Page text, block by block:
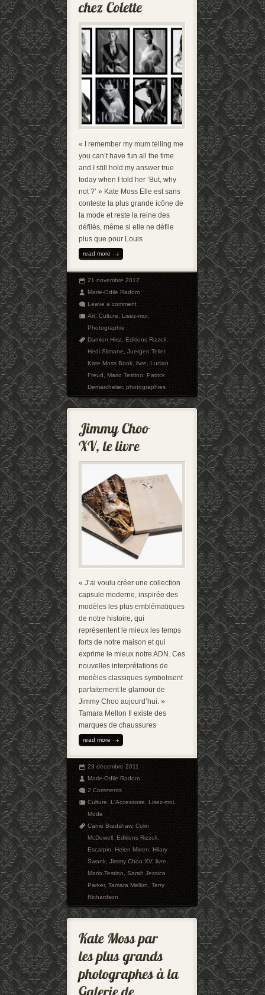
« I remember my mum telling me
you can’t have fun all the time
and I still hold my answer true
today when I told her ‘But, why
not ?’ » Kate Moss Elle est sans
conteste la plus grande icône de
la mode et reste la reine des
défilés, même si elle ne défile
plus que pour Louis
read more
21 novembre 2012
Marie-Odile Radom
Leave a comment
Art,Culture,Lisez-moi,
Photographie
Damien Hirst,Editions Rizzoli,
Hedi Slimane,Juergen Teller,
Kate Moss Book,livre,Lucian
Freud,Mario Testino,Patrick
Demarchelier,photographies
« J’ai voulu créer une collection
capsule moderne, inspirée des
modèles les plus emblématiques
de notre histoire, qui
représentent le mieux les temps
forts de notre maison et qui
exprime le mieux notre ADN. Ces
nouvelles interprétations de
modèles classiques symbolisent
parfaitement le glamour de
Jimmy Choo aujourd’hui. »
Tamara Mellon Il existe des
marques de chaussures
read more
23 décembre 2011
Marie-Odile Radom
2 Comments
Culture,L'Accessoire,Lisez-moi,
Mode
Carrie Bradshaw,Colin
McDowell,Editions Rizzoli,
Escarpin,Helen Mirren,Hilary
Swank,Jimmy Choo XV,livre,
Mario Testino,Sarah Jessica
Parker,Tamara Mellon,Terry
Richardson